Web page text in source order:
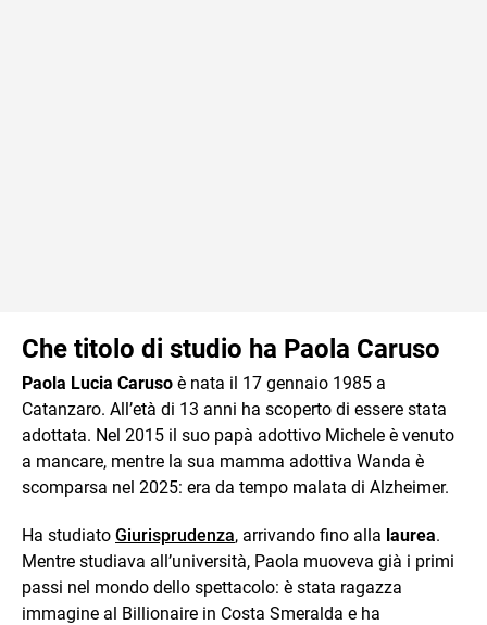
Che titolo di studio ha Paola Caruso
Paola Lucia Caruso è nata il 17 gennaio 1985 a
Catanzaro. All’età di 13 anni ha scoperto di essere stata
adottata. Nel 2015 il suo papà adottivo Michele è venuto
a mancare, mentre la sua mamma adottiva Wanda è
scomparsa nel 2025: era da tempo malata di Alzheimer.
Ha studiato Giurisprudenza, arrivando fino alla laurea.
Mentre studiava all’università, Paola muoveva già i primi
passi nel mondo dello spettacolo: è stata ragazza
immagine al Billionaire in Costa Smeralda e ha